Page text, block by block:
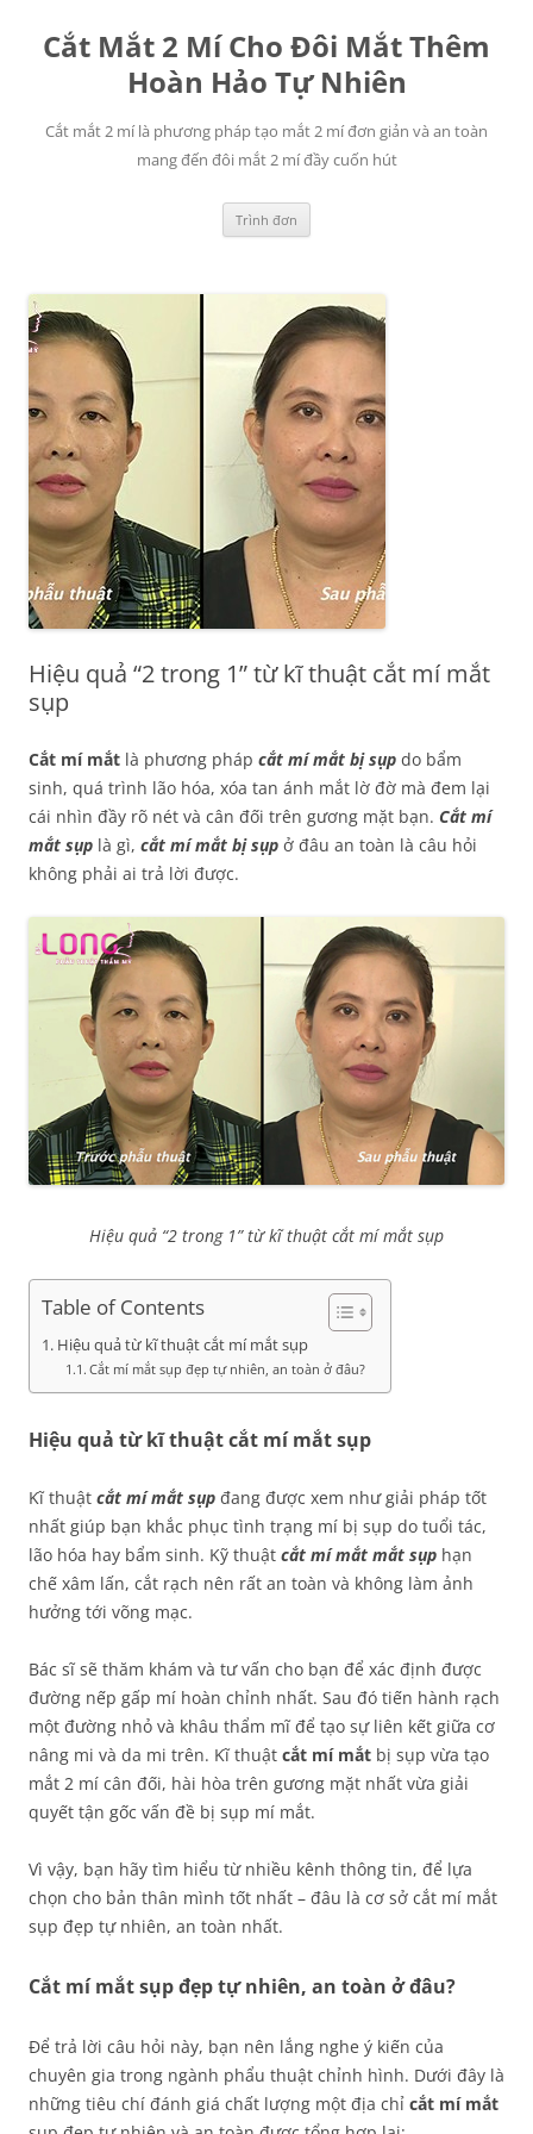
nội
dung
Cắt Mắt 2 Mí Cho Đôi Mắt Thêm
Hoàn Hảo Tự Nhiên
Cắt mắt 2 mí là phương pháp tạo mắt 2 mí đơn giản và an toàn
mang đến đôi mắt 2 mí đầy cuốn hút
Trình đơn
Hiệu quả “2 trong 1” từ kĩ thuật cắt mí mắt
sụp
Cắt mí mắt là phương pháp cắt mí mắt bị sụp do bẩm
sinh, quá trình lão hóa, xóa tan ánh mắt lờ đờ mà đem lại
cái nhìn đầy rõ nét và cân đối trên gương mặt bạn. Cắt mí
mắt sụp là gì, cắt mí mắt bị sụp ở đâu an toàn là câu hỏi
không phải ai trả lời được.
Hiệu quả “2 trong 1” từ kĩ thuật cắt mí mắt sụp
Table of Contents
Hiệu quả từ kĩ thuật cắt mí mắt sụp
Cắt mí mắt sụp đẹp tự nhiên, an toàn ở đâu?
Hiệu quả từ kĩ thuật cắt mí mắt sụp
Kĩ thuật cắt mí mắt sụp đang được xem như giải pháp tốt
nhất giúp bạn khắc phục tình trạng mí bị sụp do tuổi tác,
lão hóa hay bẩm sinh. Kỹ thuật cắt mí mắt mắt sụp hạn
chế xâm lấn, cắt rạch nên rất an toàn và không làm ảnh
hưởng tới võng mạc.
Bác sĩ sẽ thăm khám và tư vấn cho bạn để xác định được
đường nếp gấp mí hoàn chỉnh nhất. Sau đó tiến hành rạch
một đường nhỏ và khâu thẩm mĩ để tạo sự liên kết giữa cơ
nâng mi và da mi trên. Kĩ thuật cắt mí mắt bị sụp vừa tạo
mắt 2 mí cân đối, hài hòa trên gương mặt nhất vừa giải
quyết tận gốc vấn đề bị sụp mí mắt.
Vì vậy, bạn hãy tìm hiểu từ nhiều kênh thông tin, để lựa
chọn cho bản thân mình tốt nhất – đâu là cơ sở cắt mí mắt
sụp đẹp tự nhiên, an toàn nhất.
Cắt mí mắt sụp đẹp tự nhiên, an toàn ở đâu?
Để trả lời câu hỏi này, bạn nên lắng nghe ý kiến của
chuyên gia trong ngành phẩu thuật chỉnh hình. Dưới đây là
những tiêu chí đánh giá chất lượng một địa chỉ cắt mí mắt